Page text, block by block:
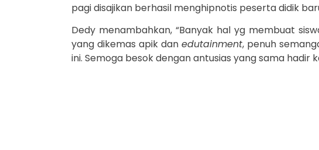
pagi disajikan berhasil menghipnotis peserta didik
Dedy menambahkan, “Banyak hal yg membuat
yang dikemas apik dan edutainment, penuh
ini. Semoga besok dengan antusias yang sama hadir